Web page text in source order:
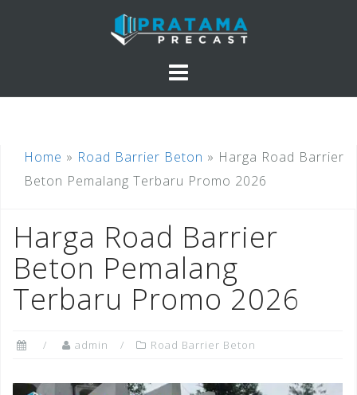
Home » Road Barrier Beton » Harga Road Barrier
Beton Pemalang Terbaru Promo 2026
Harga Road Barrier
Beton Pemalang
Terbaru Promo 2026
admin Road Barrier Beton